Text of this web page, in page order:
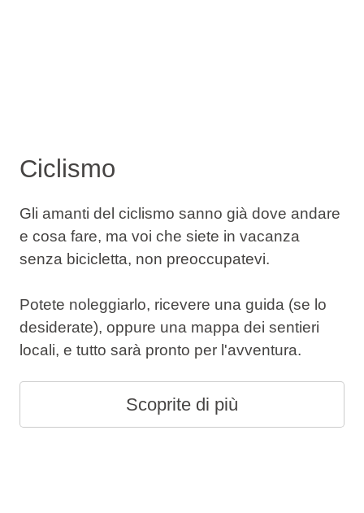
Ciclismo
Gli amanti del ciclismo sanno già dove andare
e cosa fare, ma voi che siete in vacanza
senza bicicletta, non preoccupatevi.
Potete noleggiarlo, ricevere una guida (se lo
desiderate), oppure una mappa dei sentieri
locali, e tutto sarà pronto per l'avventura.
Scoprite di più